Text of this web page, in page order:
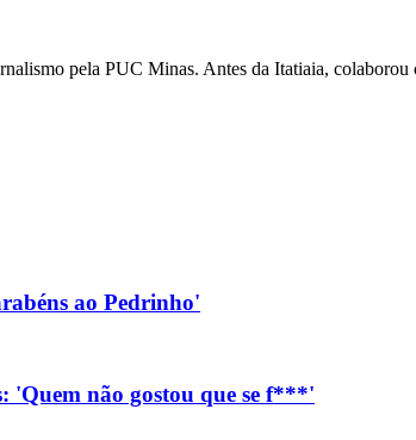
pela PUC Minas. Antes da Itatiaia,
ao Pedrinho'
'Quem não gostou que se f***'